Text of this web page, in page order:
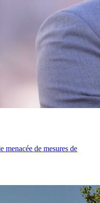
menacée de mesures de